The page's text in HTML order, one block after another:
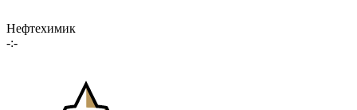
Нефтехимик
-:-